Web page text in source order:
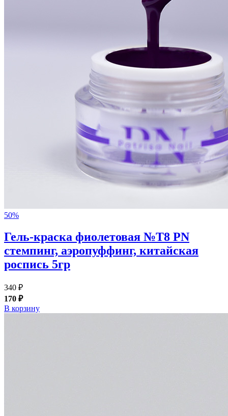
50%
Гель-краска фиолетовая №T8 PN
стемпинг, аэропуффинг, китайская
роспись 5гр
340 ₽
170 ₽
В корзину